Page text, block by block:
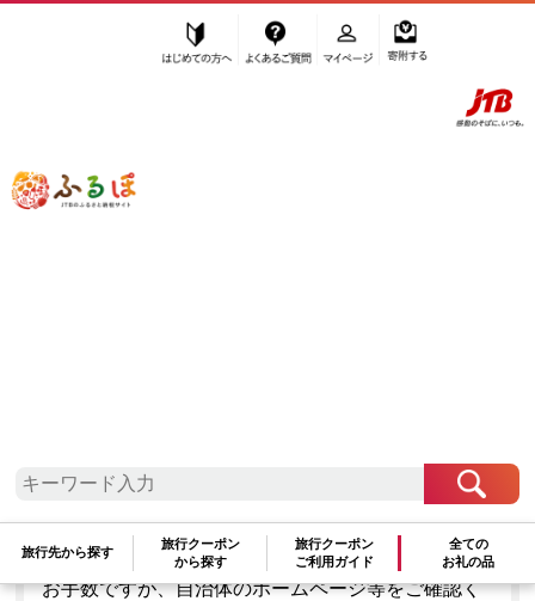
ふるぽ JTBのふるさと納税サイト
旅行先から探す
旅行クーポン
から探す
旅行クーポン
ご利用ガイド
全ての
お礼の品
「徳島県松茂町」はふるぽからお申込みをすること
はできません。
お手数ですが、自治体のホームページ等をご確認く